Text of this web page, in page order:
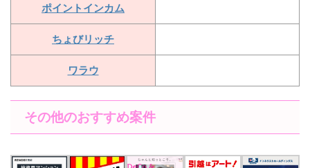
ポイントインカム
ちょびリッチ
ワラウ
その他のおすすめ案件